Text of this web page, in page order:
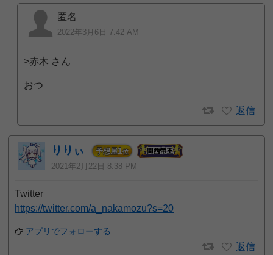
匿名
2022年3月6日 7:42 AM
>赤木 さん
おつ
返信
りりぃ 予想屋1位
2021年2月22日 8:38 PM
Twitter
https://twitter.com/a_nakamozu?s=20
アプリでフォローする
返信